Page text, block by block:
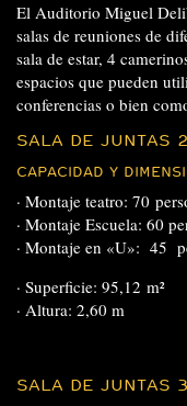
El Auditorio Miguel
salas de reuniones de
sala de estar, 4
espacios que pueden
conferencias o bien
SALA DE JUNTAS
CAPACIDAD Y
· Montaje teatro: 70
· Montaje Escuela: 60
· Montaje en «U»: 45
· Superficie: 95,12 m²
· Altura: 2,60 m
SALA DE JUNTAS